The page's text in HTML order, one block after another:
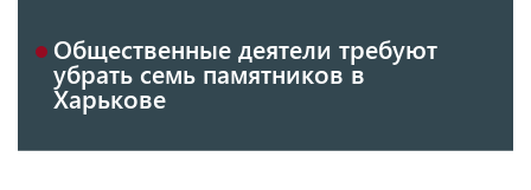
Общественные деятели требуют
убрать семь памятников в
Харькове